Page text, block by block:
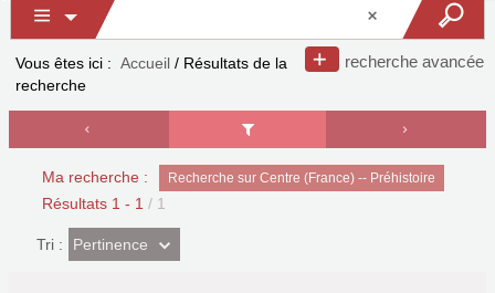
recherche avancée
Vous êtes ici : Accueil / Résultats de la
recherche
Ma recherche : Recherche sur Centre (France) -- Préhistoire
Résultats 1 - 1 / 1
Tri : (Effet
imédiat)
Pertinence